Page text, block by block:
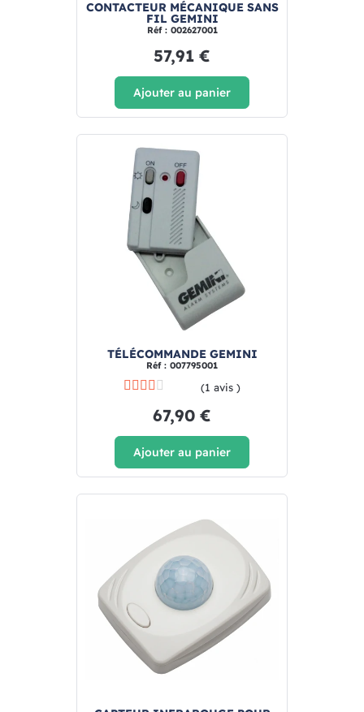
CONTACTEUR MÉCANIQUE SANS
FIL GEMINI
Réf : 002627001
57,91 €
Ajouter au panier
TÉLÉCOMMANDE GEMINI
Réf : 007795001
(1 avis )
67,90 €
Ajouter au panier